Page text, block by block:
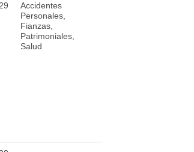
Accidentes
Personales,
Fianzas,
Patrimoniales,
Salud